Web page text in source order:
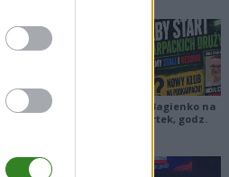
Piłkarskie Bagienko na
żywo: czwartek, godz.